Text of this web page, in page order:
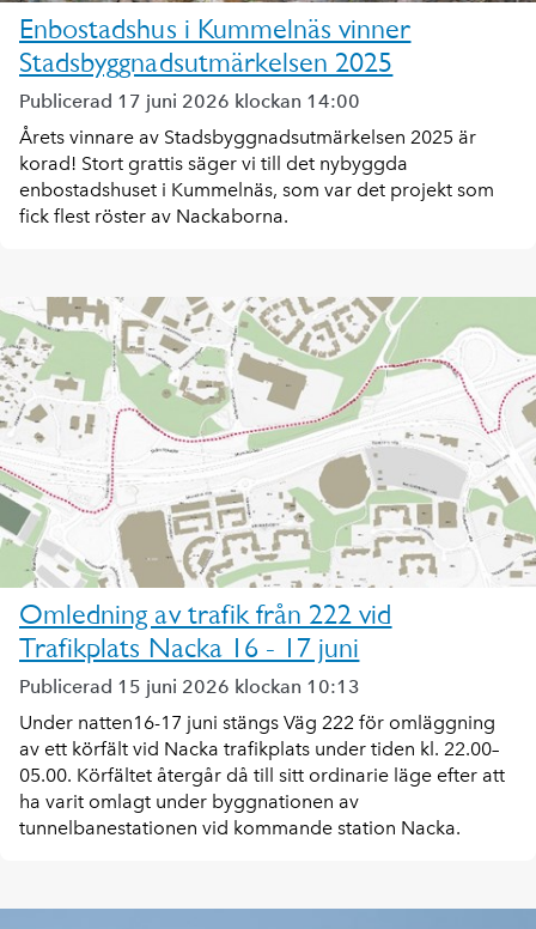
Enbostadshus i Kummelnäs vinner
Stadsbyggnadsutmärkelsen 2025
Publicerad 17 juni 2026 klockan 14:00
Årets vinnare av Stadsbyggnadsutmärkelsen 2025 är
korad! Stort grattis säger vi till det nybyggda
enbostadshuset i Kummelnäs, som var det projekt som
fick flest röster av Nackaborna.
Omledning av trafik från 222 vid
Trafikplats Nacka 16 - 17 juni
Publicerad 15 juni 2026 klockan 10:13
Under natten16-17 juni stängs Väg 222 för omläggning
av ett körfält vid Nacka trafikplats under tiden kl. 22.00–
05.00. Körfältet återgår då till sitt ordinarie läge efter att
ha varit omlagt under byggnationen av
tunnelbanestationen vid kommande station Nacka.